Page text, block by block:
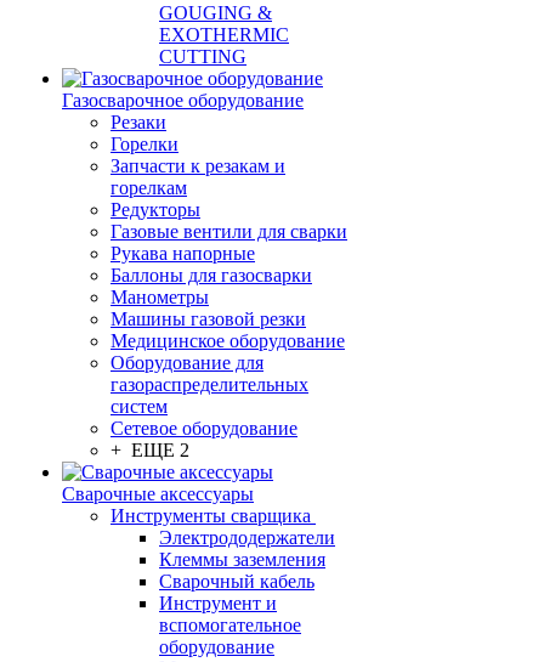
GOUGING &
EXOTHERMIC
CUTTING
Газосварочное оборудование
Резаки
Горелки
Запчасти к резакам и
горелкам
Редукторы
Газовые вентили для сварки
Рукава напорные
Баллоны для газосварки
Манометры
Машины газовой резки
Медицинское оборудование
Оборудование для
газораспределительных
систем
Сетевое оборудование
+ ЕЩЕ 2
Сварочные аксессуары
Инструменты сварщика
Электрододержатели
Клеммы заземления
Сварочный кабель
Инструмент и
вспомогательное
оборудование